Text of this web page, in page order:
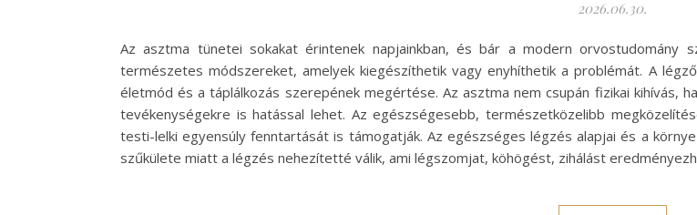
2026.06.30.
Az asztma tünetei sokakat érintenek napjainkban, és bár a modern orvostudomány
természetes módszereket, amelyek kiegészíthetik vagy enyhíthetik a problémát. A
életmód és a táplálkozás szerepének megértése. Az asztma nem csupán fizikai kihívás,
tevékenységekre is hatással lehet. Az egészségesebb, természetközelibb
testi-lelki egyensúly fenntartását is támogatják. Az egészséges légzés alapjai és a
szűkülete miatt a légzés nehezítetté válik, ami légszomjat, köhögést, zihálást